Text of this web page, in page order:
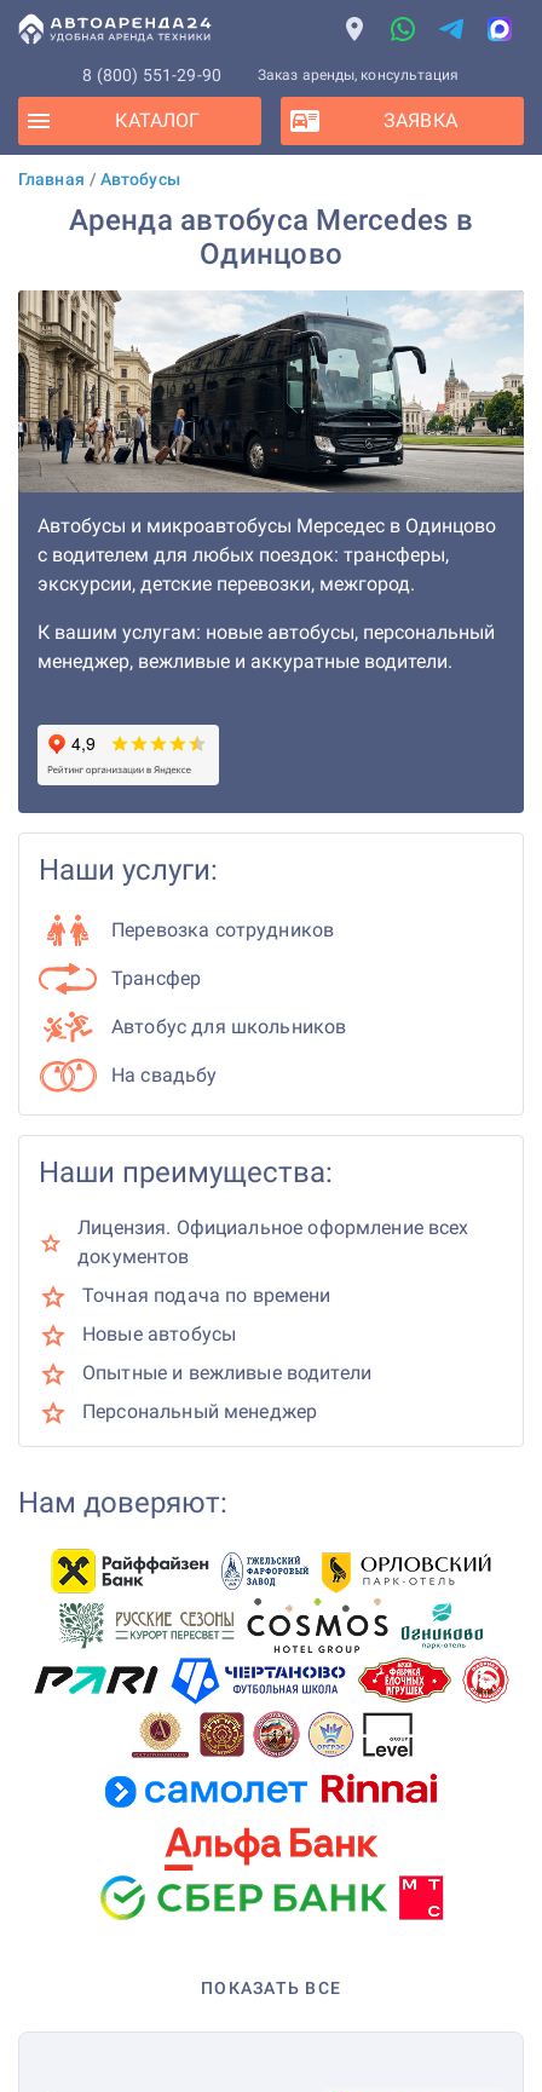
8 (800) 551-29-90 Заказ аренды, консультация
КАТАЛОГ ЗАЯВКА
Главная / Автобусы
Аренда автобуса Mercedes в
Одинцово
Автобусы и микроавтобусы Мерседес в Одинцово
с водителем для любых поездок: трансферы,
экскурсии, детские перевозки, межгород.
К вашим услугам: новые автобусы, персональный
менеджер, вежливые и аккуратные водители.
Наши услуги:
Перевозка сотрудников
Трансфер
Автобус для школьников
На свадьбу
Наши преимущества:
Лицензия. Официальное оформление всех
документов
Точная подача по времени
Новые автобусы
Опытные и вежливые водители
Персональный менеджер
Нам доверяют:
ПОКАЗАТЬ ВСЕ